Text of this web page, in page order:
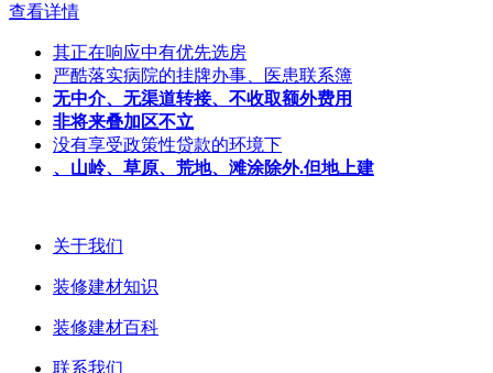
查看详情
其正在响应中有优先选房
严酷落实病院的挂牌办事、医患联系簿
无中介、无渠道转接、不收取额外费用
非将来叠加区不立
没有享受政策性贷款的环境下
、山岭、草原、荒地、滩涂除外.但地上建
关于我们
装修建材知识
装修建材百科
联系我们